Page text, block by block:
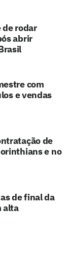
rodar
abrir
com
e vendas
de
e no
de final da
alta